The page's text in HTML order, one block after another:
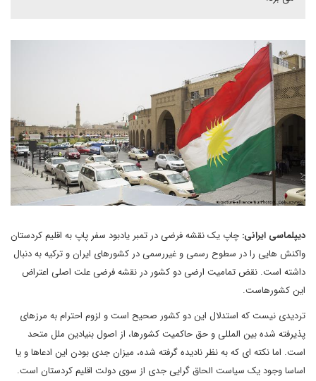
دیپلماسی ایرانی: چاپ یک نقشه فرضی در تمبر یادبود سفر پاپ به اقلیم کردستان
واکنش هایی را در سطوح رسمی و غیررسمی در کشورهای ایران و ترکیه به دنبال
داشته است. نقض تمامیت ارضی دو کشور در نقشه فرضی علت اصلی اعتراض
این کشورهاست.
تردیدی نیست که استدلال این دو کشور صحیح است و لزوم احترام به مرزهای
پذیرفته شده بین المللی و حق حاکمیت کشورها، از اصول بنیادین ملل متحد
است. اما نکته ای که به نظر نادیده گرفته شده، میزان جدی بودن این ادعاها و یا
اساسا وجود یک سیاست الحاق گرایی جدی از سوی دولت اقلیم کردستان است.